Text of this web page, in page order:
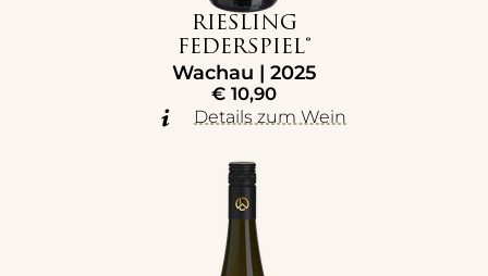
RIESLING
FEDERSPIEL®
Wachau | 2025
€ 10,90
Details zum Wein